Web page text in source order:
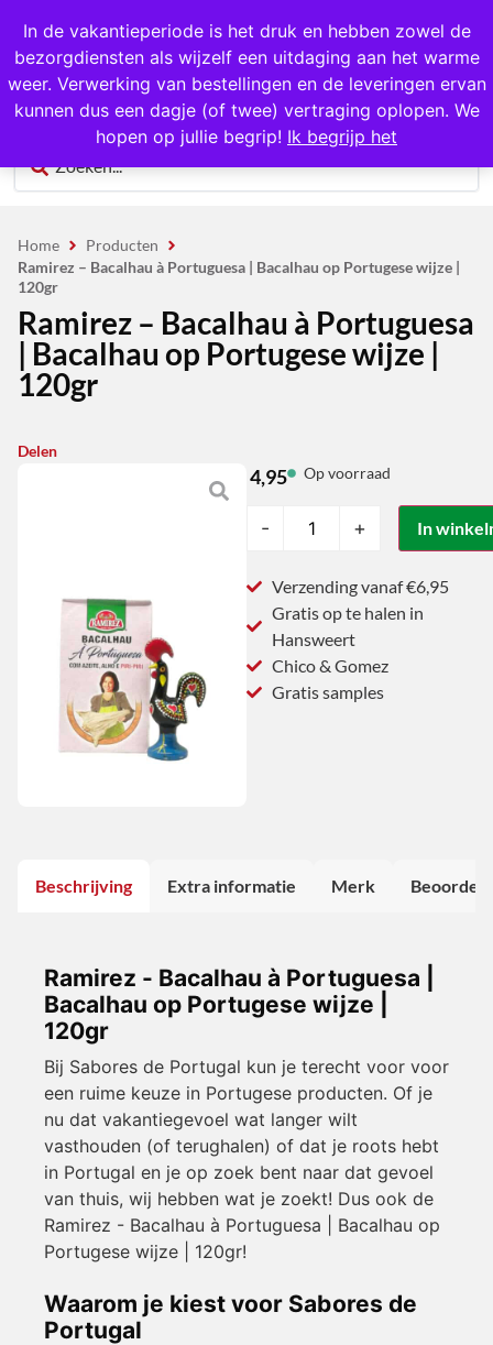
In de vakantieperiode is het druk en hebben zowel de
bezorgdiensten als wijzelf een uitdaging aan het warme
weer. Verwerking van bestellingen en de leveringen ervan
kunnen dus een dagje (of twee) vertraging oplopen. We
hopen op jullie begrip! Ik begrijp het
1000+ producten op voorraad
0
Home
Producten
Ramirez – Bacalhau à Portuguesa | Bacalhau op Portugese wijze |
120gr
Ramirez – Bacalhau à Portuguesa
| Bacalhau op Portugese wijze |
120gr
Delen
4,95 Op voorraad
- + In
Verzending vanaf €6,95
Gratis op te halen in
Hansweert
Chico & Gomez
Gratis samples
Beschrijving Extra informatie Merk
Ramirez - Bacalhau à Portuguesa |
Bacalhau op Portugese wijze |
120gr
Bij Sabores de Portugal kun je terecht voor voor
een ruime keuze in Portugese producten. Of je
nu dat vakantiegevoel wat langer wilt
vasthouden (of terughalen) of dat je roots hebt
in Portugal en je op zoek bent naar dat gevoel
van thuis, wij hebben wat je zoekt! Dus ook de
Ramirez - Bacalhau à Portuguesa | Bacalhau op
Portugese wijze | 120gr!
Waarom je kiest voor Sabores de
Portugal